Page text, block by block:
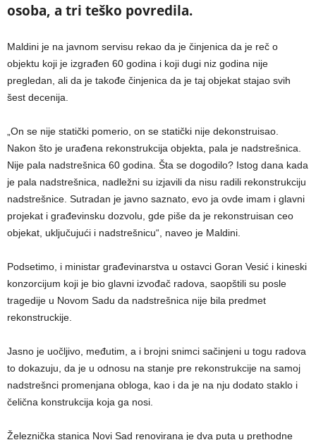
osoba, a tri teško povredila.
Maldini je na javnom servisu rekao da je činjenica da je reč o
objektu koji je izgrađen 60 godina i koji dugi niz godina nije
pregledan, ali da je takođe činjenica da je taj objekat stajao svih
šest decenija.
„On se nije statički pomerio, on se statički nije dekonstruisao.
Nakon što je urađena rekonstrukcija objekta, pala je nadstrešnica.
Nije pala nadstrešnica 60 godina. Šta se dogodilo? Istog dana kada
je pala nadstrešnica, nadležni su izjavili da nisu radili rekonstrukciju
nadstrešnice. Sutradan je javno saznato, evo ja ovde imam i glavni
projekat i građevinsku dozvolu, gde piše da je rekonstruisan ceo
objekat, uključujući i nadstrešnicu“, naveo je Maldini.
Podsetimo, i ministar građevinarstva u ostavci Goran Vesić i kineski
konzorcijum koji je bio glavni izvođač radova, saopštili su posle
tragedije u Novom Sadu da nadstrešnica nije bila predmet
rekonstruckije.
Jasno je uočljivo, međutim, a i brojni snimci sačinjeni u togu radova
to dokazuju, da je u odnosu na stanje pre rekonstrukcije na samoj
nadstrešnci promenjana obloga, kao i da je na nju dodato staklo i
čelična konstrukcija koja ga nosi.
Železnička stanica Novi Sad renovirana je dva puta u prethodne